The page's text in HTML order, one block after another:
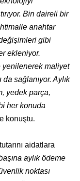
Bin daireli bir
anahtar
gibi
ekleniyor.
yenilenerek maliyet
sağlanıyor. Aylık
yedek parça,
her konuda
konuştu.
aidatlara
aylık ödeme
noktası